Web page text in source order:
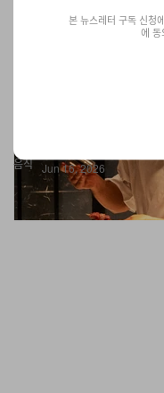
음식
셰프 요시테루 이케
단 3일간의 한정 레
인 마츠이 료와 함께 단 3
Jun 16, 2026
본 뉴스레터 구독 신청
에 동